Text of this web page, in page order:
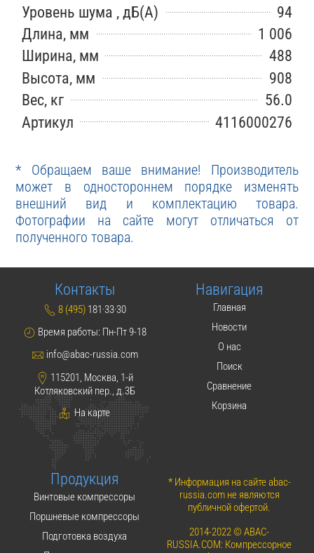
Уровень шума , дБ(А)
94
Длина, мм
1 006
Ширина, мм
488
Высота, мм
908
Вес, кг
56.0
Артикул
4116000276
* Обращаем ваше внимание! Производитель
может в одностороннем порядке изменять
внешний вид и комплектацию товара.
Фотографии на сайте могут отличаться от
полученного товара.
Контакты
8 (495) 181·33·30
Время работы: Пн-Пт 9-18
info@abac-russia.com
115201, Москва, 1-й
Котляковский пер., д.3Б
На карте
Навигация
Главная
Новости
О нас
Поиск
Сравнение
Корзина
Продукция
Винтовые компрессоры
Поршневые компрессоры
Подготовка воздуха
* Информация на сайте abac-
russia.com не являются
публичной офертой.
2014-2022 © ABAC-
RUSSIA.COM: Компрессорное